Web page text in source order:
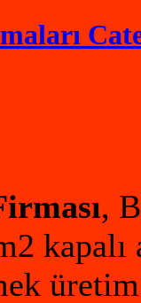
,